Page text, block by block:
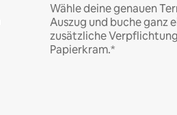
Wähle deine genauen
Auszug und buche ganz
zusätzliche
Papierkram.*